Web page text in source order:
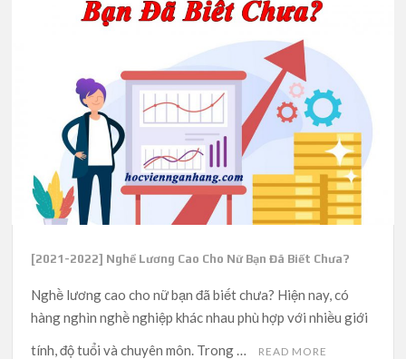
[2021-2022] Nghề Lương Cao Cho Nữ Bạn Đã Biết Chưa?
Nghề lương cao cho nữ bạn đã biết chưa? Hiện nay, có
hàng nghìn nghề nghiệp khác nhau phù hợp với nhiều giới
tính, độ tuổi và chuyên môn. Trong …
READ MORE